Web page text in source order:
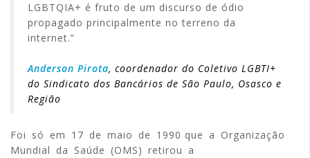
LGBTQIA+ é fruto de um discurso de ódio
propagado principalmente no terreno da
internet.”
Anderson Pirota, coordenador do Coletivo LGBTI+
do Sindicato dos Bancários de São Paulo, Osasco e
Região
Foi só em 17 de maio de 1990 que a Organização
Mundial da Saúde (OMS) retirou a